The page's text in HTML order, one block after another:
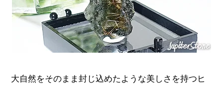
大自然をそのまま封じ込めたような美しさを持つヒ